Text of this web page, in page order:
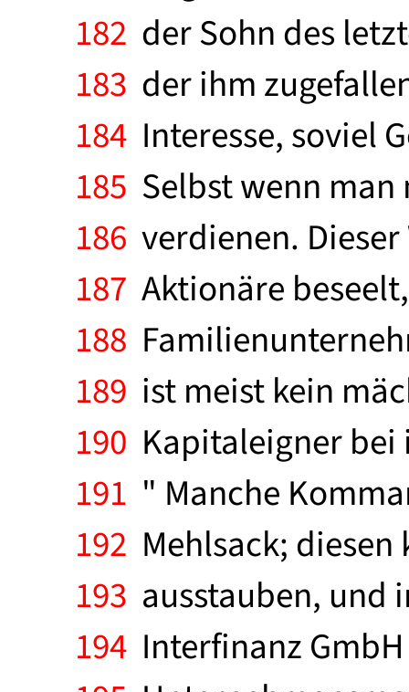
182 der Sohn des
183 der ihm
184 Interesse, soviel
185 Selbst wenn
186 verdienen.
187 Aktionäre
188
189 ist meist kein
190 Kapitaleigner bei
191 " Manche
192 Mehlsack;
193 ausstauben, und
194 Interfinanz